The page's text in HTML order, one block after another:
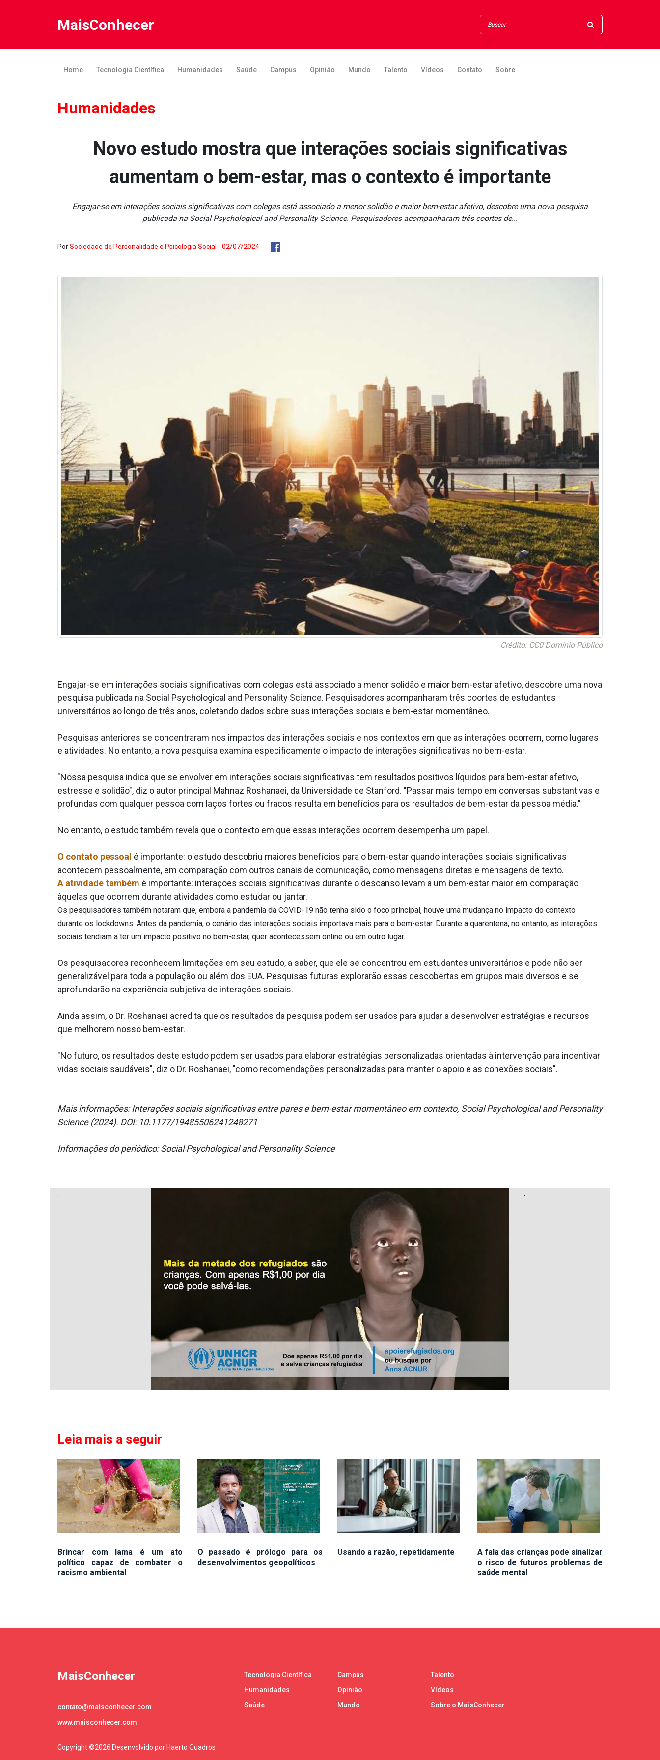
MaisConhecer
Home Tecnologia Científica Humanidades Saúde Campus Opinião Mundo Talento Vídeos Contato Sobre
Humanidades
Novo estudo mostra que interações sociais significativas
aumentam o bem-estar, mas o contexto é importante
Engajar-se em interações sociais significativas com colegas está associado a menor solidão e maior bem-estar afetivo, descobre uma nova pesquisa
publicada na Social Psychological and Personality Science. Pesquisadores acompanharam três coortes de...
PorSociedade de Personalidade e Psicologia Social - 02/07/2024
Crédito: CC0 Domínio Público
Engajar-se em interações sociais significativas com colegas está associado a menor solidão e maior bem-estar afetivo, descobre uma nova
pesquisa publicada na Social Psychological and Personality Science. Pesquisadores acompanharam três coortes de estudantes
universitários ao longo de três anos, coletando dados sobre suas interações sociais e bem-estar momentâneo.
Pesquisas anteriores se concentraram nos impactos das interações sociais e nos contextos em que as interações ocorrem, como lugares
e atividades. No entanto, a nova pesquisa examina especificamente o impacto de interações significativas no bem-estar.
"Nossa pesquisa indica que se envolver em interações sociais significativas tem resultados positivos líquidos para bem-estar afetivo,
estresse e solidão", diz o autor principal Mahnaz Roshanaei, da Universidade de Stanford. "Passar mais tempo em conversas substantivas e
profundas com qualquer pessoa com laços fortes ou fracos resulta em benefícios para os resultados de bem-estar da pessoa média."
No entanto, o estudo também revela que o contexto em que essas interações ocorrem desempenha um papel.
O contato pessoal é importante: o estudo descobriu maiores benefícios para o bem-estar quando interações sociais significativas
acontecem pessoalmente, em comparação com outros canais de comunicação, como mensagens diretas e mensagens de texto.
A atividade também é importante: interações sociais significativas durante o descanso levam a um bem-estar maior em comparação
àquelas que ocorrem durante atividades como estudar ou jantar.
Os pesquisadores também notaram que, embora a pandemia da COVID-19 não tenha sido o foco principal, houve uma mudança no impacto do contexto
durante os lockdowns. Antes da pandemia, o cenário das interações sociais importava mais para o bem-estar. Durante a quarentena, no entanto, as interações
sociais tendiam a ter um impacto positivo no bem-estar, quer acontecessem online ou em outro lugar.
Os pesquisadores reconhecem limitações em seu estudo, a saber, que ele se concentrou em estudantes universitários e pode não ser
generalizável para toda a população ou além dos EUA. Pesquisas futuras explorarão essas descobertas em grupos mais diversos e se
aprofundarão na experiência subjetiva de interações sociais.
Ainda assim, o Dr. Roshanaei acredita que os resultados da pesquisa podem ser usados para ajudar a desenvolver estratégias e recursos
que melhorem nosso bem-estar.
"No futuro, os resultados deste estudo podem ser usados para elaborar estratégias personalizadas orientadas à intervenção para incentivar
vidas sociais saudáveis", diz o Dr. Roshanaei, "como recomendações personalizadas para manter o apoio e as conexões sociais".
Mais informações: Interações sociais significativas entre pares e bem-estar momentâneo em contexto, Social Psychological and Personality
Science (2024). DOI: 10.1177/19485506241248271
Informações do periódico: Social Psychological and Personality Science
Leia mais a seguir
Brincar com lama é um ato
político capaz de combater o
racismo ambiental
O passado é prólogo para os
desenvolvimentos geopolíticos
Usando a razão, repetidamente
A fala das crianças pode sinalizar
o risco de futuros problemas de
saúde mental
MaisConhecer
contato@maisconhecer.com
www.maisconhecer.com
Tecnologia Científica
Humanidades
Saúde
Campus
Opinião
Mundo
Talento
Vídeos
Sobre o MaisConhecer
Copyright ©2026 Desenvolvido por Haerto Quadros